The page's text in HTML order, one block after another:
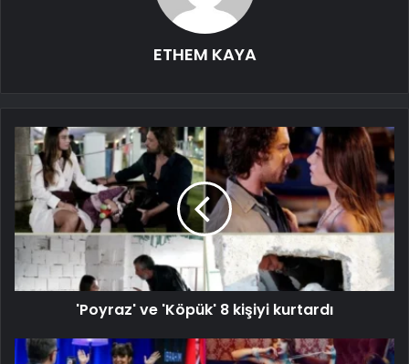
ETHEM KAYA
'Poyraz' ve 'Köpük' 8 kişiyi kurtardı